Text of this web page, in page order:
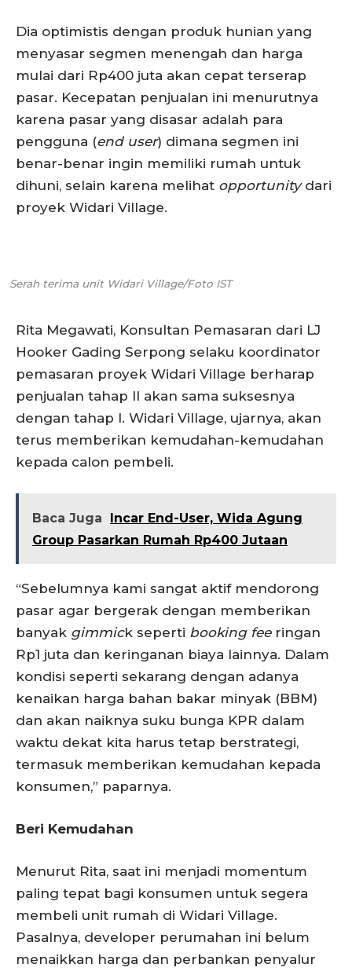
Dia optimistis dengan produk hunian yang
menyasar segmen menengah dan harga
mulai dari Rp400 juta akan cepat terserap
pasar. Kecepatan penjualan ini menurutnya
karena pasar yang disasar adalah para
pengguna (end user) dimana segmen ini
benar-benar ingin memiliki rumah untuk
dihuni, selain karena melihat opportunitydari
proyek Widari Village.
Serah terima unit Widari Village/Foto IST
Rita Megawati, Konsultan Pemasaran dari LJ
Hooker Gading Serpong selaku koordinator
pemasaran proyek Widari Village berharap
penjualan tahap II akan sama suksesnya
dengan tahap I. Widari Village, ujarnya, akan
terus memberikan kemudahan-kemudahan
kepada calon pembeli.
Baca Juga
Incar End-User, Wida Agung
Group Pasarkan Rumah Rp400 Jutaan
“Sebelumnya kami sangat aktif mendorong
pasar agar bergerak dengan memberikan
banyak gimmick seperti booking feeringan
Rp1 juta dan keringanan biaya lainnya. Dalam
kondisi seperti sekarang dengan adanya
kenaikan harga bahan bakar minyak (BBM)
dan akan naiknya suku bunga KPR dalam
waktu dekat kita harus tetap berstrategi,
termasuk memberikan kemudahan kepada
konsumen,” paparnya.
Beri Kemudahan
Menurut Rita, saat ini menjadi momentum
paling tepat bagi konsumen untuk segera
membeli unit rumah di Widari Village.
Pasalnya, developer perumahan ini belum
menaikkan harga dan perbankan penyalur